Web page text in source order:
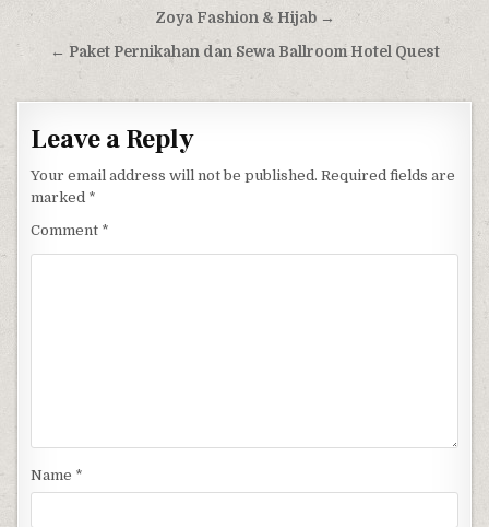
Post navigationZoya Fashion & Hijab →
← Paket Pernikahan dan Sewa Ballroom Hotel Quest
Leave a Reply
Your email address will not be published. Required fields are
marked *
Comment *
Name *